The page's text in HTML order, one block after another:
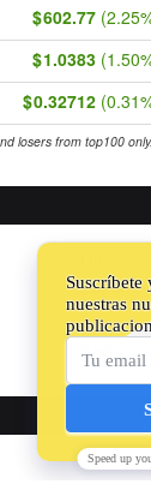
602.77
1.0383
0.32712
losers from top100 only.
Deportes
Sociales
Radio